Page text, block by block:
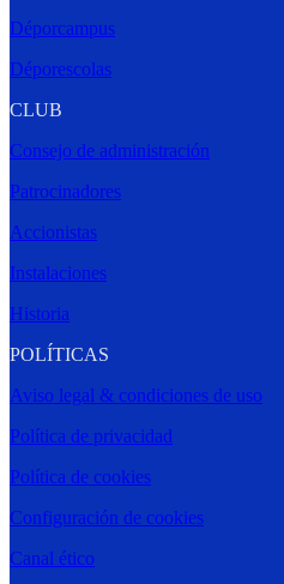
Déporcampus
Déporescolas
CLUB
Consejo de administración
Patrocinadores
Accionistas
Instalaciones
Historia
POLÍTICAS
Aviso legal & condiciones de uso
Política de privacidad
Política de cookies
Configuración de cookies
Canal ético